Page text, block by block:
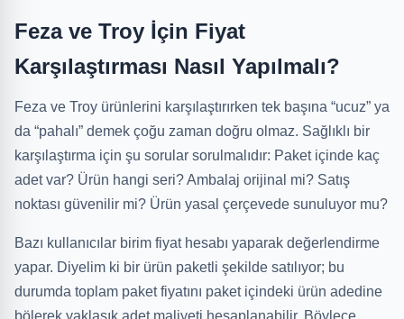
Feza ve Troy İçin Fiyat
Karşılaştırması Nasıl Yapılmalı?
Feza ve Troy ürünlerini karşılaştırırken tek başına “ucuz” ya
da “pahalı” demek çoğu zaman doğru olmaz. Sağlıklı bir
karşılaştırma için şu sorular sorulmalıdır: Paket içinde kaç
adet var? Ürün hangi seri? Ambalaj orijinal mi? Satış
noktası güvenilir mi? Ürün yasal çerçevede sunuluyor mu?
Bazı kullanıcılar birim fiyat hesabı yaparak değerlendirme
yapar. Diyelim ki bir ürün paketli şekilde satılıyor; bu
durumda toplam paket fiyatını paket içindeki ürün adedine
bölerek yaklaşık adet maliyeti hesaplanabilir. Böylece